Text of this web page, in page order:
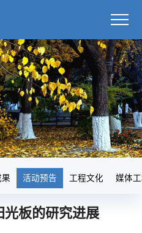
活动预告 工程文化 媒体
光板的研究进展